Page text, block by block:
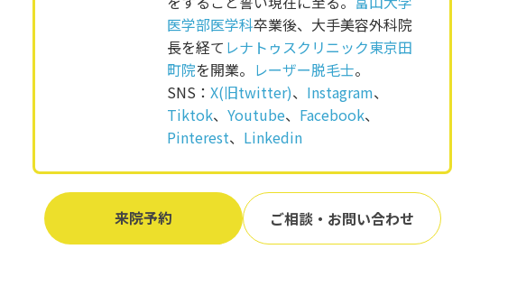
医学部医学科卒業後、大手美容外科院
長を経て レナトゥスクリニック東京田
町院を開業。 レーザー脱毛士。
SNS： X(旧twitter)、 Instagram、
Tiktok、 Youtube、 Facebook、
Pinterest、 Linkedin
来院予約 ご相談・お問い合わせ